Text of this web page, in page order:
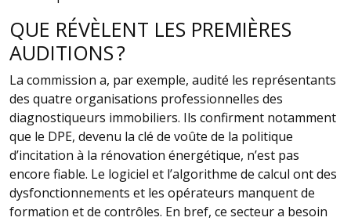
QUE RÉVÈLENT LES PREMIÈRES
AUDITIONS ?
La commission a, par exemple, audité les représentants
des quatre organisations professionnelles des
diagnostiqueurs immobiliers. Ils confirment notamment
que le DPE, devenu la clé de voûte de la politique
d’incitation à la rénovation énergétique, n’est pas
encore fiable. Le logiciel et l’algorithme de calcul ont des
dysfonctionnements et les opérateurs manquent de
formation et de contrôles. En bref, ce secteur a besoin